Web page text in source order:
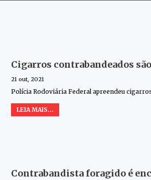
Cigarros contrabandeados
21 out, 2021
Polícia Rodoviária Federal apreendeu
LEIA MAIS...
Contrabandista foragido é